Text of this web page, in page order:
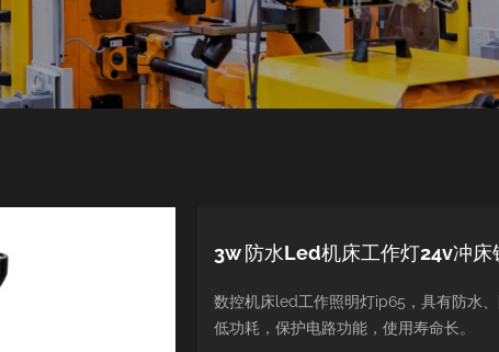
3w 防水led机床工作灯24v冲床
数控机床led工作照明灯ip65，具有防水、
低功耗，保护电路功能，使用寿命长。